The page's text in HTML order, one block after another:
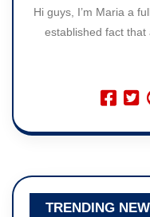
Hi guys, I’m Maria a
established fact
TRENDING